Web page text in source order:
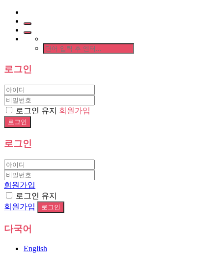
로그인
로그인 유지 회원가입
로그인
회원가입
로그인 유지
회원가입
다국어
English